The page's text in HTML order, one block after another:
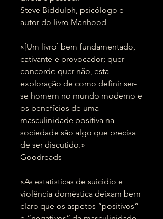
Steve Biddulph, psicólogo e
autor do livro Manhood
«[Um livro] bem fundamentado,
cativante e provocador; quer
concorde quer não, esta
exploração de como definir ser-
se homem no mundo moderno e
os benefícios de uma
masculinidade positiva na
sociedade são algo que precisa
de ser discutido.»
Goodreads
«As estatísticas de suicídio e
violência doméstica deixam bem
claro que os aspetos “positivos”